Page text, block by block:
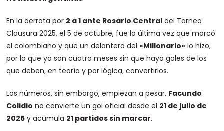
En la derrota por 2 a 1 ante Rosario Central del Torneo
Clausura 2025, el 5 de octubre, fue la última vez que marcó
el colombiano y que un delantero del«Millonario» lo hizo,
por lo que ya son cuatro meses sin que haya goles de los
que deben, en teoría y por lógica, convertirlos.
Los números, sin embargo, empiezan a pesar. Facundo
Colidio no convierte un gol oficial desde el 21 de julio de
2025 y acumula 21 partidos sin marcar.